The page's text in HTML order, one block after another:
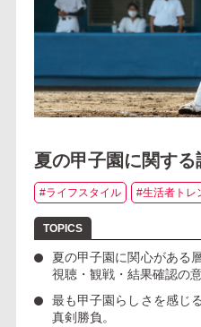
夏の甲子園に関する
#ライフスタイル #生活者トレ
夏の甲子園に関心がある
視聴・観戦・結果確認の
最も甲子園らしさを感じる
真剣勝負 。